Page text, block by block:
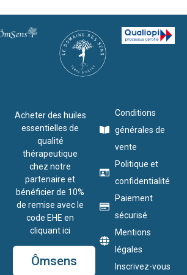
Acheter des huiles
essentielles de
qualité
thérapeutique
chez notre
partenaire et
bénéficier de 10%
de remise avec le
code EHE en
cliquant ici
Ômsens
Conditions
générales de
vente
Politique et
confidentialité
Paiement
sécurisé
Mentions
légales
Inscrivez-vous